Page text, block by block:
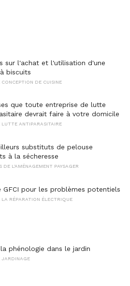
sur l'achat et l'utilisation d'une
biscuits
CONCEPTION DE CUISINE
que toute entreprise de lutte
devrait faire à votre domicile
LUTTE ANTIPARASITAIRE
substituts de pelouse
à la sécheresse
DE L'AMÉNAGEMENT PAYSAGER
GFCI pour les problèmes potentiels
LA RÉPARATION ÉLECTRIQUE
phénologie dans le jardin
JARDINAGE